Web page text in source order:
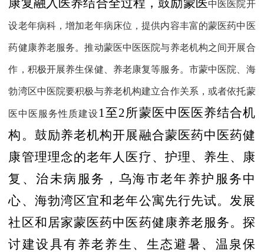
康复融入医养结合全过程，鼓励蒙医中医医院开
设老年病科，增加老年病床位，提供内容丰富的蒙医药中医
药健康养老服务。推动蒙医中医医院与养老机构之间开展合
作，积极开展养生保健、养老康复等服务。市蒙中医院、海
勃湾区中医院要积极与养老机构建立合作关系，或者依托蒙
医中医服务性质建设 1至2所蒙医中医医养结合机
构。鼓励养老机构开展融合蒙医药中医药健
康管理理念的老年人医疗、护理、养生、康
复、治未病服务，乌海市老年养护服务中
心、海勃湾区宜和老年公寓先行先试。发展
社区和居家蒙医药中医药健康养老服务。探
讨建设具有养老养生、生态避暑、温泉保